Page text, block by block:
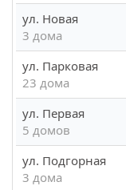
ул. Новая
3 дома
ул. Парковая
23 дома
ул. Первая
5 домов
ул. Подгорная
3 дома